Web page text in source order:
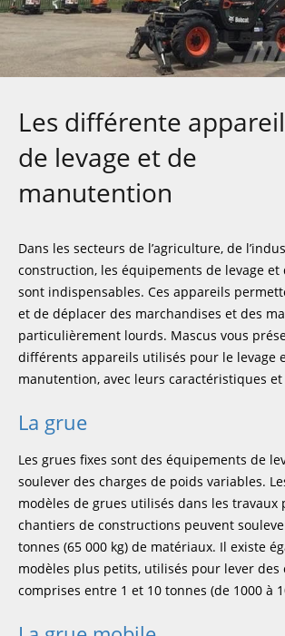
Les différente
de levage et de
manutention
Dans les secteurs de l’agriculture, de
construction, les équipements de levage
sont indispensables. Ces appareils
et de déplacer des marchandises et des
particulièrement lourds. Mascus vous
différents appareils utilisés pour le levage
manutention, avec leurs caractéristiques
La grue
Les grues fixes sont des équipements de
soulever des charges de poids variables.
modèles de grues utilisés dans les travaux
chantiers de constructions peuvent
tonnes (65 000 kg) de matériaux. Il existe
modèles plus petits, utilisés pour lever des
comprises entre 1 et 10 tonnes (de 1000 à